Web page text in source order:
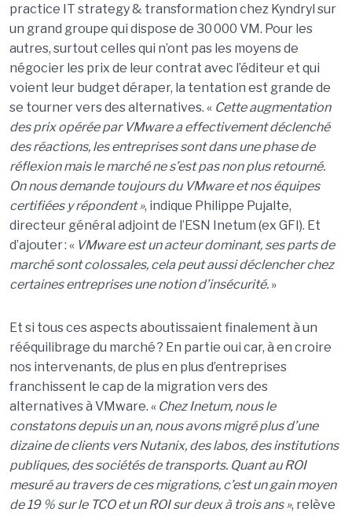
practice IT strategy& transformation chez Kyndryl sur
un grand groupe qui dispose de 30000 VM. Pour les
autres, surtout celles qui n’ont pas les moyens de
négocier les prix de leur contrat avec l’éditeur et qui
voient leur budget déraper, la tentation est grande de
se tourner vers des alternatives. « Cette augmentation
des prix opérée par VMware a effectivement déclenché
des réactions, les entreprises sont dans une phase de
réflexion mais le marchéne s’est pas non plus retourné.
On nous demande toujours du VMware et noséquipes
certifiées y répondent », indique Philippe Pujalte,
directeur général adjoint de l’ESN Inetum (ex GFI). Et
d’ajouter: « VMware est un acteur dominant, ses parts de
marchésont colossales, cela peut aussi déclencher chez
certaines entreprises une notion d’insécurité.»
Et si tous ces aspects aboutissaient finalement à un
rééquilibrage du marché? En partie oui car, à en croire
nos intervenants, de plus en plus d’entreprises
franchissent le cap de la migration vers des
alternativesà VMware. « ChezInetum, nous le
constatons depuis un an, nous avons migréplus d’une
dizaine de clients vers Nutanix, des labos, des institutions
publiques, des sociétés de transports. Quant au ROI
mesuréau travers de ces migrations, c’est un gain moyen
de 19 % sur le TCO et un ROI sur deuxà trois ans», relève